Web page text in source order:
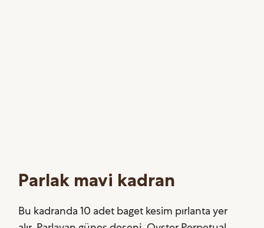
Parlak mavi kadran
Bu kadranda 10 adet baget kesim pırlanta yer